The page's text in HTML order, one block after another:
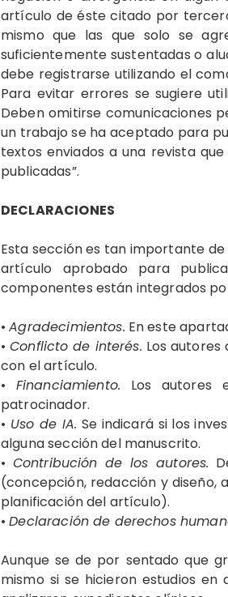
artículo de éste citado por
mismo que las que solo se
suficientemente sustentadas o
debe registrarse utilizando el
Para evitar errores se sugiere
Deben omitirse comunicaciones
un trabajo se ha aceptado para
textos enviados a una revista
publicadas”.
DECLARACIONES
Esta sección es tan importante
artículo aprobado para
componentes están integrados
•Agradecimientos. En este
•Conflicto de interés. Los
con el artículo.
• Financiamiento. Los autores
patrocinador.
• Uso de IA. Se indicará si los
alguna sección del manuscrito.
• Contribución de los autores.
(concepción, redacción y diseño,
planificación del artículo).
•Declaración de derechos
Aunque se de por sentado que
mismo si se hicieron estudios